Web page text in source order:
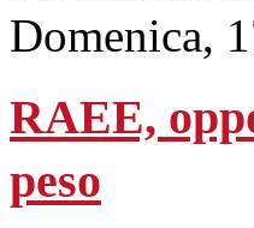
Domenica,
RAEE,
peso